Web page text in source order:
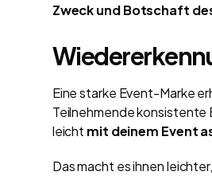
Zweck und Botschaft
Eine starke Event-Marke
Teilnehmende konsistente
leicht mit deinem Event
Das macht es ihnen